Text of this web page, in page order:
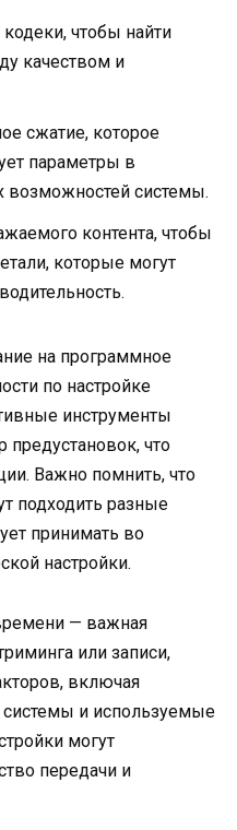
чтобы найти
качеством и
сжатие, которое
параметры в
возможностей системы.
контента, чтобы
которые могут
на программное
по настройке
инструменты
что
Важно помнить, что
подходить разные
принимать во
настройки.
— важная
или записи,
включая
системы и используемые
могут
передачи и